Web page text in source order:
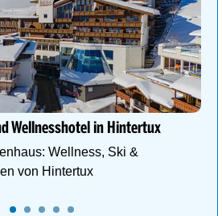
Wellnesshotel in Hintertux
Wellness, Ski &
von Hintertux